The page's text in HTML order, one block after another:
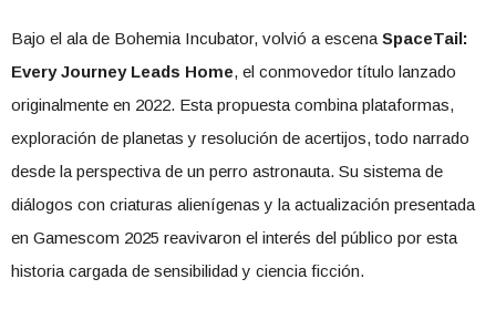
Bajo el ala de Bohemia Incubator, volvió a escena SpaceTail:
Every Journey Leads Home, el conmovedor título lanzado
originalmente en 2022. Esta propuesta combina plataformas,
exploración de planetas y resolución de acertijos, todo narrado
desde la perspectiva de un perro astronauta. Su sistema de
diálogos con criaturas alienígenas y la actualización presentada
en Gamescom 2025 reavivaron el interés del público por esta
historia cargada de sensibilidad y ciencia ficción.